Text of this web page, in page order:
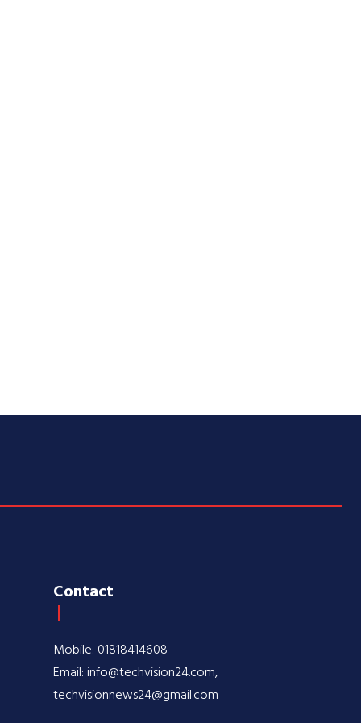
Contact
Mobile: 01818414608
Email: info@techvision24.com,
techvisionnews24@gmail.com